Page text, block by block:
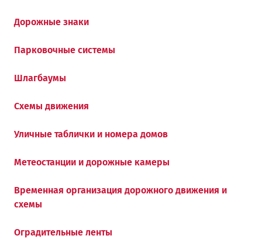
Дорожные знаки
Парковочные системы
Шлагбаумы
Схемы движения
Уличные таблички и номера домов
Метеостанции и дорожные камеры
Временная организация дорожного движения и
схемы
Оградительные ленты